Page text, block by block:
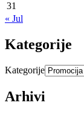
31
« Jul
Kategorije
Kategorije
Arhivi